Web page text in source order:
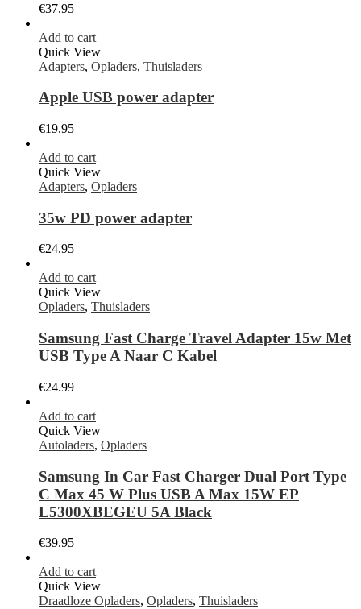
€37.95
Add to cart
Quick View
Adapters, Opladers, Thuisladers
Apple USB power adapter
€19.95
Add to cart
Quick View
Adapters, Opladers
35w PD power adapter
€24.95
Add to cart
Quick View
Opladers, Thuisladers
Samsung Fast Charge Travel Adapter 15w Met
USB Type A Naar C Kabel
€24.99
Add to cart
Quick View
Autoladers, Opladers
Samsung In Car Fast Charger Dual Port Type
C Max 45 W Plus USB A Max 15W EP
L5300XBEGEU 5A Black
€39.95
Add to cart
Quick View
Draadloze Opladers, Opladers, Thuisladers